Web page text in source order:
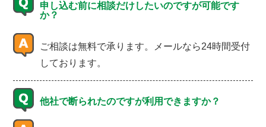
申し込む前に相談だけしたいのですが可能です
か？
ご相談は無料で承ります。メールなら24時間受付
しております。
他社で断られたのですが利用できますか？